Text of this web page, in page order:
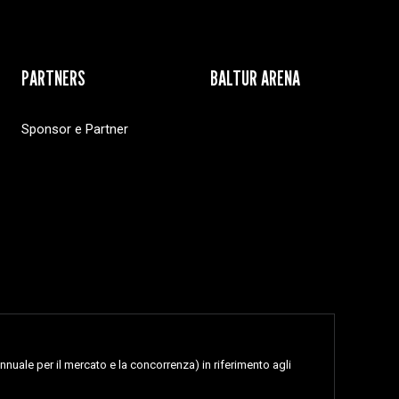
PARTNERS
Sponsor e Partner
BALTUR ARENA
per il mercato e la concorrenza) in riferimento agli